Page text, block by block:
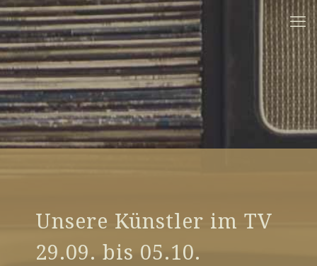
Unsere Künstler im TV
29.09. bis 05.10.